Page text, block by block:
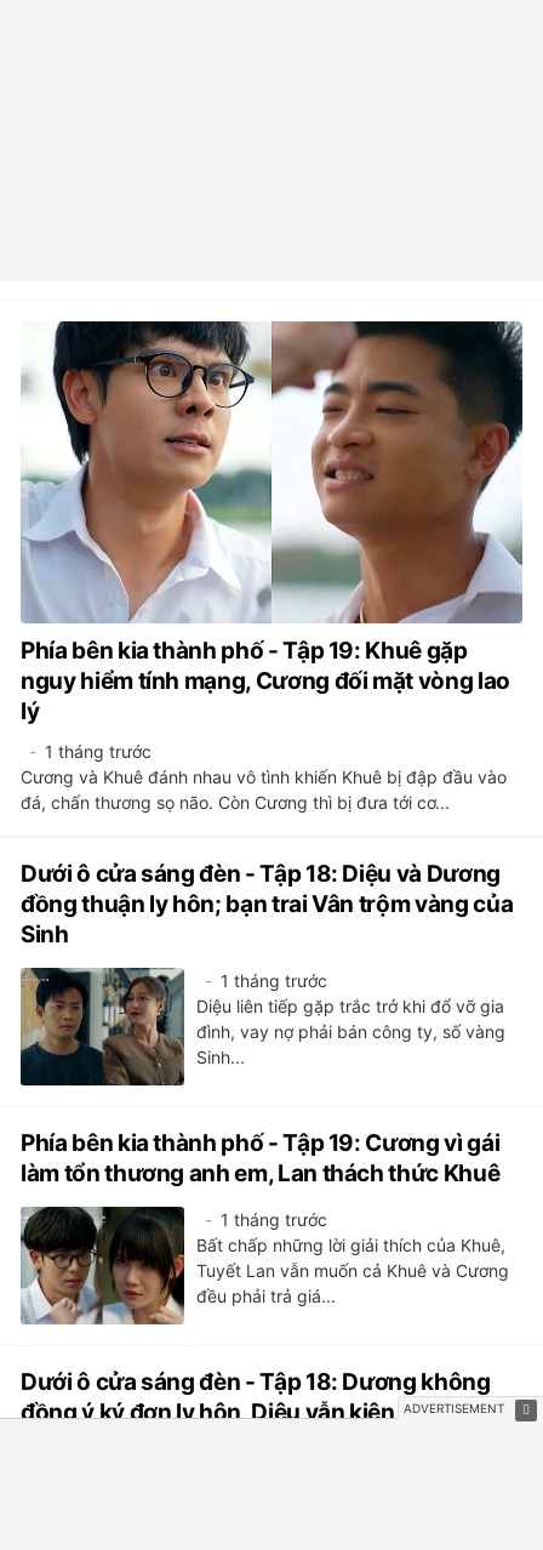
Phía bên kia thành phố - Tập 19: Khuê gặp
nguy hiểm tính mạng, Cương đối mặt vòng lao
lý
1 tháng trước
Cương và Khuê đánh nhau vô tình khiến Khuê bị đập đầu vào
đá, chấn thương sọ não. Còn Cương thì bị đưa tới cơ...
Dưới ô cửa sáng đèn - Tập 18: Diệu và Dương
đồng thuận ly hôn; bạn trai Vân trộm vàng của
Sinh
1 tháng trước
Diệu liên tiếp gặp trắc trở khi đổ vỡ gia
đình, vay nợ phải bán công ty, số vàng
Sinh...
Phía bên kia thành phố - Tập 19: Cương vì gái
làm tổn thương anh em, Lan thách thức Khuê
1 tháng trước
Bất chấp những lời giải thích của Khuê,
Tuyết Lan vẫn muốn cả Khuê và Cương
đều phải trả giá...
Dưới ô cửa sáng đèn - Tập 18: Dương không
đồng ý ký đơn ly hôn, Diệu vẫn kiên quyết chia